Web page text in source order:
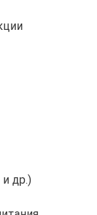
др.)